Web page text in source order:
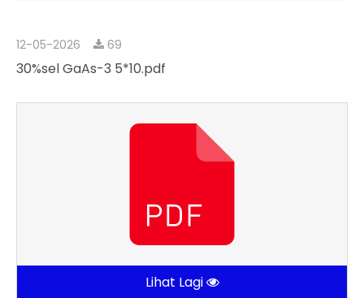
12-05-2026 69
30%sel GaAs-3 5*10.pdf
Lihat Lagi